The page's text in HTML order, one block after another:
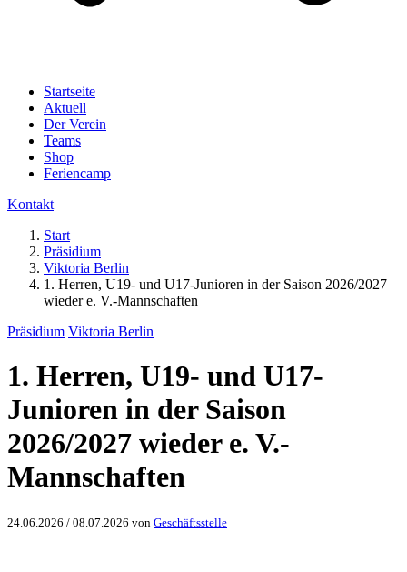
Startseite
Aktuell
Der Verein
Teams
Shop
Feriencamp
Kontakt
Start
Präsidium
Viktoria Berlin
1. Herren, U19- und U17-Junioren in der Saison 2026/2027
wieder e. V.-Mannschaften
Präsidium Viktoria Berlin
1. Herren, U19- und U17-
Junioren in der Saison
2026/2027 wieder e. V.-
Mannschaften
24.06.2026 / 08.07.2026 von Geschäftsstelle